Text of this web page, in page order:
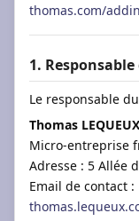
thomas.com/
1.
Le responsable
Thomas
Micro-entreprise
Adresse : 5 Allée
Email de contact :